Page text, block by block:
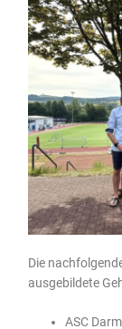
Die
ausgebildete
ASC